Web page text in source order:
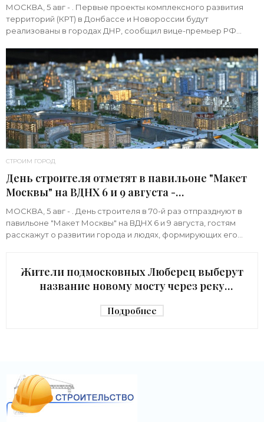
МОСКВА, 5 авг - . Первые проекты комплексного развития
территорий (КРТ) в Донбассе и Новороссии будут
реализованы в городах ДНР, сообщил вице-премьер РФ
СТРОИМ ГОРОД
День строителя отметят в павильоне "Макет
Москвы" на ВДНХ 6 и 9 августа -
«Строительство»
МОСКВА, 5 авг - . День строителя в 70-й раз отпразднуют в
павильоне "Макет Москвы" на ВДНХ 6 и 9 августа, гостям
расскажут о развитии города и людях, формирующих его
Жители подмосковных Люберец выберут
название новому мосту через реку
Подробнее